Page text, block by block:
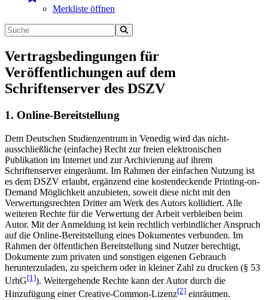
Merkliste öffnen
Vertragsbedingungen für
Veröffentlichungen auf dem
Schriftenserver des DSZV
1. Online-Bereitstellung
Dem Deutschen Studienzentrum in Venedig wird das nicht-
ausschließliche (einfache) Recht zur freien elektronischen
Publikation im Internet und zur Archivierung auf ihrem
Schriftenserver eingeräumt. Im Rahmen der einfachen Nutzung ist
es dem DSZV erlaubt, ergänzend eine kostendeckende Printing-on-
Demand Möglichkeit anzubieten, soweit diese nicht mit den
Verwertungsrechten Dritter am Werk des Autors kollidiert. Alle
weiteren Rechte für die Verwertung der Arbeit verbleiben beim
Autor. Mit der Anmeldung ist kein rechtlich verbindlicher Anspruch
auf die Online-Bereitstellung eines Dokumentes verbunden. Im
Rahmen der öffentlichen Bereitstellung sind Nutzer berechtigt,
Dokumente zum privaten und sonstigen eigenen Gebrauch
herunterzuladen, zu speichern oder in kleiner Zahl zu drucken (§ 53
UrhG[1]). Weitergehende Rechte kann der Autor durch die
Hinzufügung einer Creative-Common-Lizenz[2] einräumen.